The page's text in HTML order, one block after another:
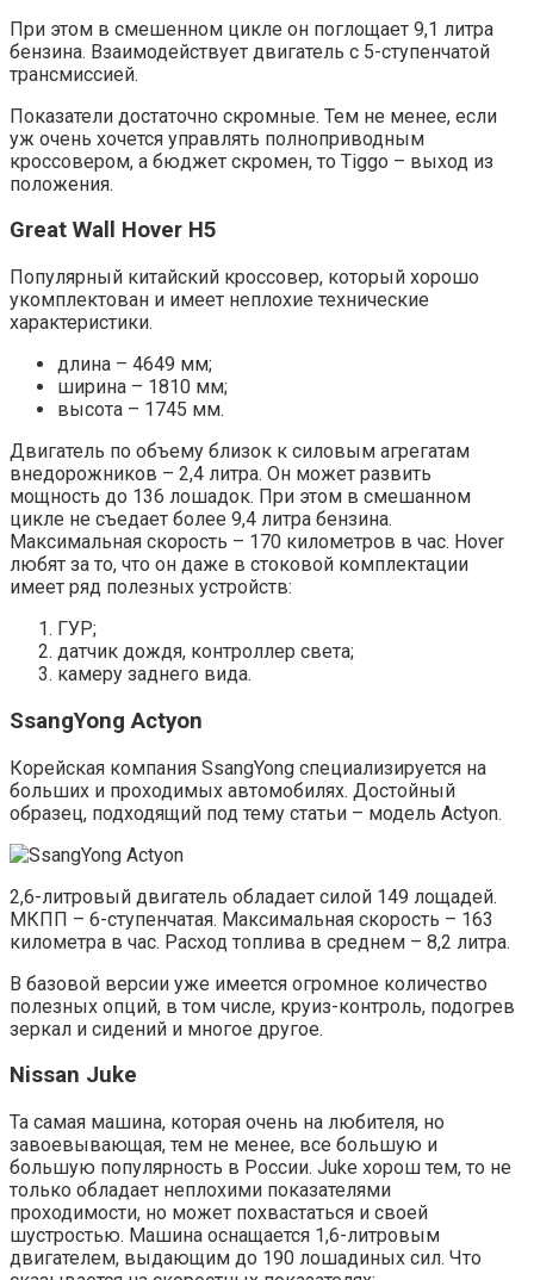
При этом в смешенном цикле он поглощает 9,1 литра
бензина. Взаимодействует двигатель с 5-ступенчатой
трансмиссией.
Показатели достаточно скромные. Тем не менее, если
уж очень хочется управлять полноприводным
кроссовером, а бюджет скромен, то Tiggo – выход из
положения.
Great Wall Hover H5
Популярный китайский кроссовер, который хорошо
укомплектован и имеет неплохие технические
характеристики.
длина – 4649 мм;
ширина – 1810 мм;
высота – 1745 мм.
Двигатель по объему близок к силовым агрегатам
внедорожников – 2,4 литра. Он может развить
мощность до 136 лошадок. При этом в смешанном
цикле не съедает более 9,4 литра бензина.
Максимальная скорость – 170 километров в час. Hover
любят за то, что он даже в стоковой комплектации
имеет ряд полезных устройств:
ГУР;
датчик дождя, контроллер света;
камеру заднего вида.
SsangYong Actyon
Корейская компания SsangYong специализируется на
больших и проходимых автомобилях. Достойный
образец, подходящий под тему статьи – модель Actyon.
2,6-литровый двигатель обладает силой 149 лощадей.
МКПП – 6-ступенчатая. Максимальная скорость – 163
километра в час. Расход топлива в среднем – 8,2 литра.
В базовой версии уже имеется огромное количество
полезных опций, в том числе, круиз-контроль, подогрев
зеркал и сидений и многое другое.
Nissan Juke
Та самая машина, которая очень на любителя, но
завоевывающая, тем не менее, все большую и
большую популярность в России. Juke хорош тем, то не
только обладает неплохими показателями
проходимости, но может похвастаться и своей
шустростью. Машина оснащается 1,6-литровым
двигателем, выдающим до 190 лошадиных сил. Что